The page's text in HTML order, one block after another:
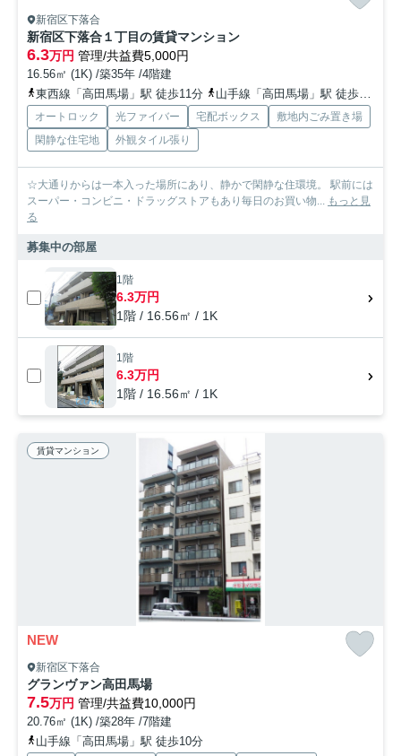
新宿区下落合
新宿区下落合１丁目の賃貸マンション
6.3万円 管理/共益費5,000円
16.56㎡ (1K) /築35年 /4階建
東西線「高田馬場」駅 徒歩11分
山手線「高田馬場」駅 徒歩11分
オートロック 光ファイバー 宅配ボックス
敷地内ごみ置き場
閑静な住宅地
外観タイル張り
☆大通りからは一本入った場所にあり、静かで閑静な住環境。 駅前には
スーパー・コンビニ・ドラッグストアもあり毎日のお買い物... もっと見
る
募集中の部屋
1階
6.3万円
1階 / 16.56㎡ / 1K
1階
6.3万円
1階 / 16.56㎡ / 1K
賃貸マンション
NEW
新宿区下落合
グランヴァン高田馬場
7.5万円 管理/共益費10,000円
20.76㎡ (1K) /築28年 /7階建
山手線「高田馬場」駅 徒歩10分